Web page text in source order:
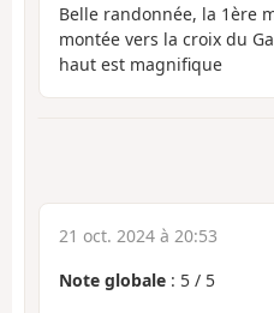
Belle randonnée, la 1ère
montée vers la croix du
haut est magnifique
21 oct. 2024 à 20:53
Note globale : 5 / 5